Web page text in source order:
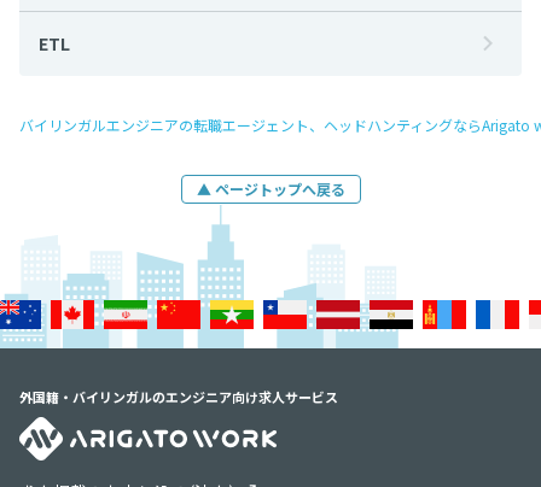
ETL
バイリンガルエンジニアの転職エージェント、ヘッドハンティングならArigato
▲ ページトップへ戻る
外国籍・バイリンガルのエンジニア向け求人サービス